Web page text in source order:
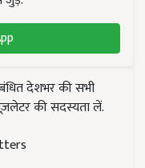
देशभर की सभी
की सदस्यता लें.